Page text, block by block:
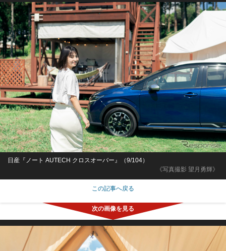
《写真撮影 望月勇輝》
日産『ノート AUTECH クロスオーバー』（9/104）
この記事へ戻る